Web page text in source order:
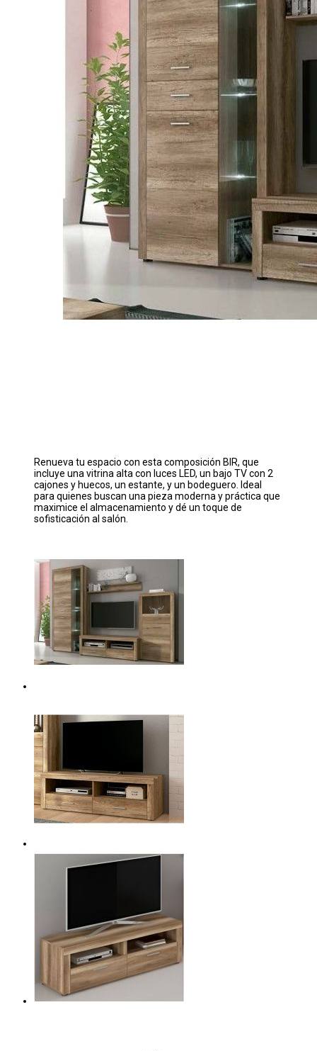
Renueva tu espacio con esta composición BIR, que
incluye una vitrina alta con luces LED, un bajo TV con 2
cajones y huecos, un estante, y un bodeguero. Ideal
para quienes buscan una pieza moderna y práctica que
maximice el almacenamiento y dé un toque de
sofisticación al salón.